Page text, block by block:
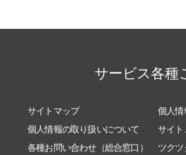
サービス各種
サイトマップ
個人情
個人情報の取り扱いについて
サイト
各種お問い合わせ（総合窓口）
ツクツ